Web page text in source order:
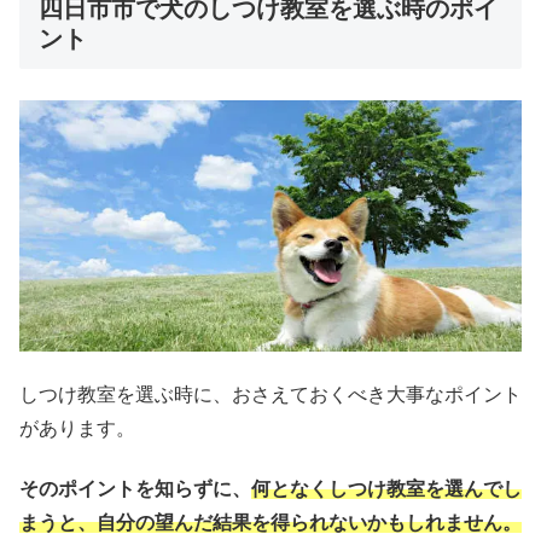
四日市市で犬のしつけ教室を選ぶ時のポイ
ント
しつけ教室を選ぶ時に、おさえておくべき大事なポイント
があります。
そのポイントを知らずに、 何となくしつけ教室を選んでし
まうと、自分の望んだ結果を得られないかもしれません。